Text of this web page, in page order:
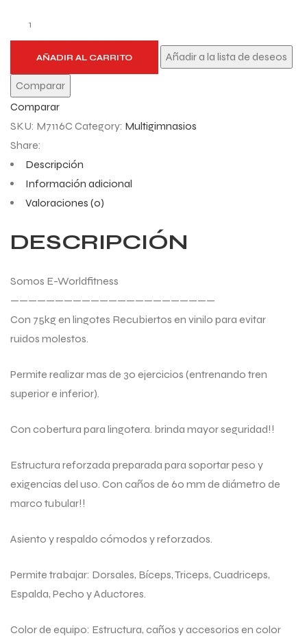
AÑADIR AL CARRITO Añadir a la lista de deseos
Comparar
Comparar
SKU: M7116C Category: Multigimnasios
Share:
Descripción
Información adicional
Valoraciones (0)
DESCRIPCIÓN
Somos E-Worldfitness
———————————————————————
Con 75kg en lingotes Recubiertos en vinilo para evitar
ruidos molestos.
Permite realizar mas de 30 ejercicios (entrenando tren
superior e inferior).
Con cobertura para lingotera. brinda mayor seguridad!!
Estructura reforzada preparada para soportar peso y
exigencias del uso. Con caños de 60 mm de diámetro de
marco tubular!!
Asiento y respaldo cómodos y reforzados.
Permite trabajar: Dorsales, Bíceps, Triceps, Cuadriceps,
Espalda, Pecho y Aductores.
Color de equipo: Estructura, caños y accesorios en color